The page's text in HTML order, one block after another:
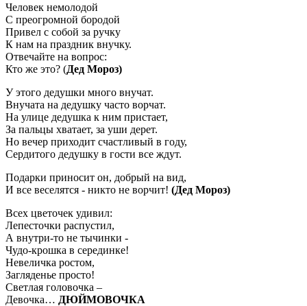
Человек немолодой
С преогромной бородой
Привел с собой за ручку
К нам на праздник внучку.
Отвечайте на вопрос:
Кто же это? (Дед Мороз)
У этого дедушки много внучат.
Внучата на дедушку часто ворчат.
На улице дедушка к ним пристает,
За пальцы хватает, за уши дерет.
Но вечер приходит счастливый в году,
Сердитого дедушку в гости все ждут.
Подарки приносит он, добрый на вид,
И все веселятся - никто не ворчит! (Дед Мороз)
Всех цветочек удивил:
Лепесточки распустил,
А внутри-то не тычинки -
Чудо-крошка в серединке!
Невеличка ростом,
Загляденье просто!
Светлая головочка –
Девочка… ДЮЙМОВОЧКА